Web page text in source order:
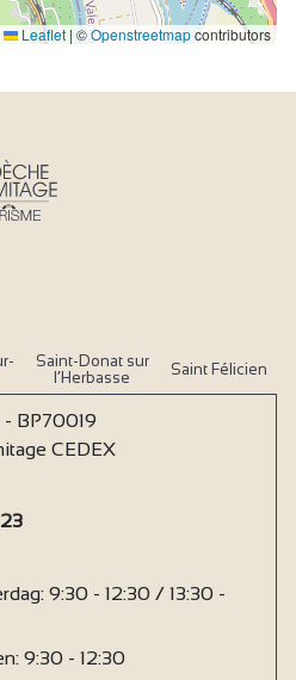
Leaflet | ©Openstreetmapcontributors
Saint-Donat sur
l’Herbasse
Saint Félicien
- BP70019
CEDEX
9:30 - 12:30 / 13:30 -
9:30 - 12:30